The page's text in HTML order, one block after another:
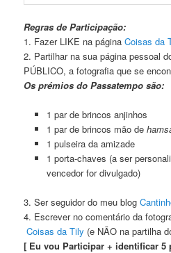
Regras de Participação:
1. Fazer LIKE na páginaCoisas da
2. Partilhar na sua página pessoal
PÚBLICO, a fotografia que se
Os prémios do Passatempo são:
1 par de brincos anjinhos
1 par de brincos mão de
1 pulseira da amizade
1 porta-chaves (a ser
vencedor for divulgado)
3. Ser seguidor do meu blog
4. Escrever no comentário da
Coisas da Tily (e NÃO na partilha
[ Eu vou Participar + identificar 5